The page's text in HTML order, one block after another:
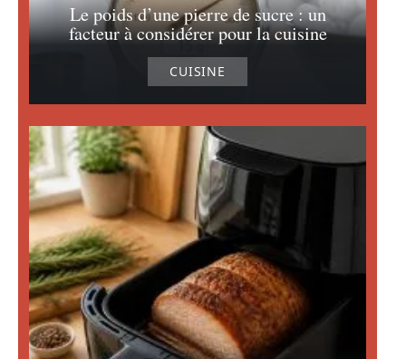
Le poids d’une pierre de sucre : un
facteur à considérer pour la cuisine
CUISINE